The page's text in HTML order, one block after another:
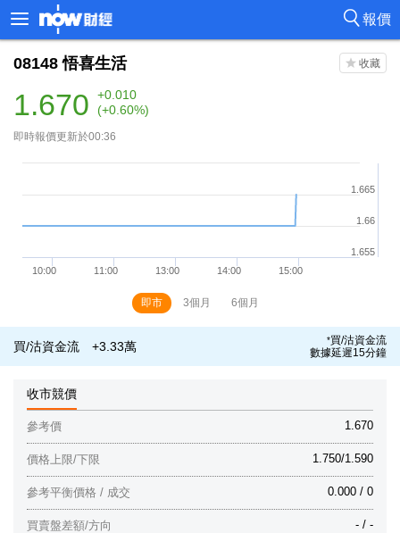
報價
08148 悟喜生活
1.670
+0.010
(+0.60%)
即時報價更新於00:36
即市 3個月 6個月
買/沽資金流 +3.33萬 *買/沽資金流
數據延遲15分鐘
收市競價
1.670
參考價
1.750/1.590
價格上限/下限
0.000 / 0
參考平衡價格 / 成交
- / -
買賣盤差額/方向